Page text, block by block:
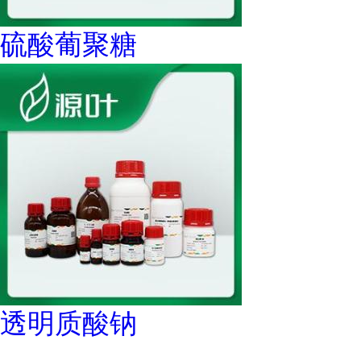
硫酸葡聚糖
透明质酸钠